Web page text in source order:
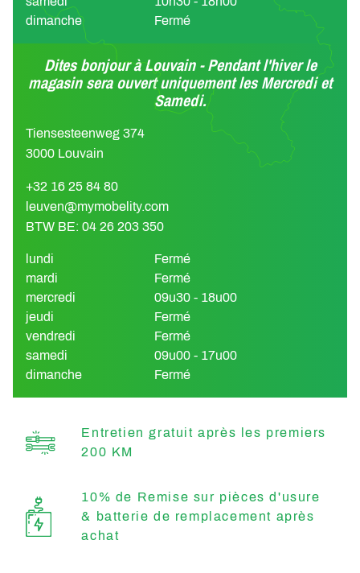
dimanche
Fermé
Dites bonjour à Louvain - Pendant l'hiver le
magasin sera ouvert uniquement les Mercredi et
Samedi.
Tiensesteenweg 374
3000 Louvain
+32 16 25 84 80
leuven@mymobelity.com
BTW BE: 04 26 203 350
lundi
Fermé
mardi
Fermé
mercredi
09u30 - 18u00
jeudi
Fermé
vendredi
Fermé
samedi
09u00 - 17u00
dimanche
Fermé
Entretien gratuit après les premiers
200 KM
10% de Remise sur pièces d'usure
& batterie de remplacement après
achat